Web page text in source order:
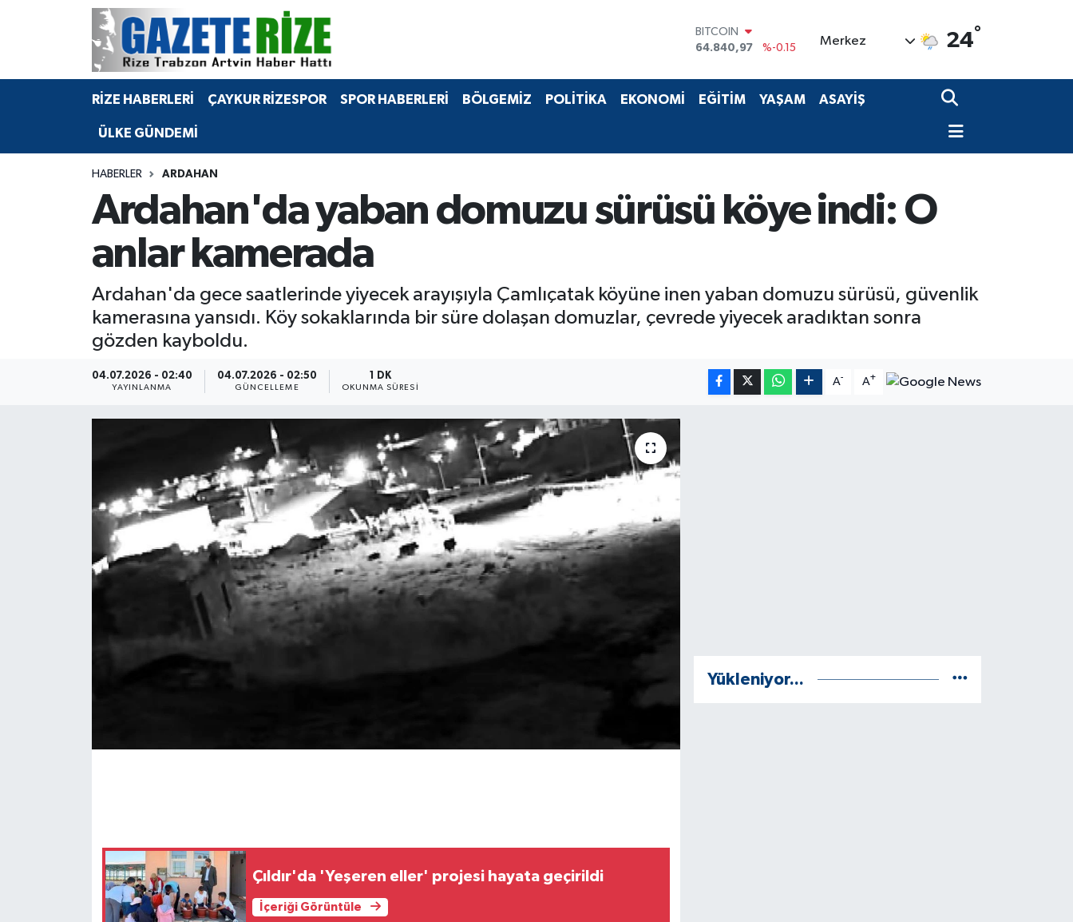
BITCOIN
64.840,97
%-0.15
47,7436
%0.18
EURO
%0.32
13.779
%-14
Merkez 24°
RİZE HABERLERİ ÇAYKUR RİZESPOR SPOR HABERLERİ BÖLGEMİZ POLİTİKA EKONOMİ EĞİTİM YAŞAM ASAYİŞ
ÜLKE GÜNDEMİ
HABERLER ARDAHAN
Ardahan'da yaban domuzu sürüsü köye indi: O
anlar kamerada
Ardahan'da gece saatlerinde yiyecek arayışıyla Çamlıçatak köyüne inen yaban domuzu sürüsü, güvenlik
kamerasına yansıdı. Köy sokaklarında bir süre dolaşan domuzlar, çevrede yiyecek aradıktan sonra
gözden kayboldu.
04.07.2026 - 02:40
YAYINLANMA
04.07.2026 - 02:50
GÜNCELLEME
1 DK
OKUNMA SÜRESI
A- A+
Çıldır'da 'Yeşeren eller' projesi hayata geçirildi
İçeriği Görüntüle
Yükleniyor...
BÖLGEMİZ
Bilim Teknoloji
Advertising news
Canlı Maç
EĞİTİM
English News
HABERDE İNSAN
Merkez Nöbetçi Eczaneler
Merkez Hava Durumu
Merkez Trafik Yoğunluk Haritası
Tüm Manşetler
Son Dakika Haberleri
Haber Arşivi